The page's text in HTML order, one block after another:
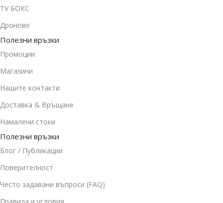
TV БОКС
Дронове
Полезни връзки
Промоции
Магазини
Нашите контакти
Доставка & Връщане
Намалени стоки
Полезни връзки
Блог / Публикации
Поверителност
Често задавани въпроси (FAQ)